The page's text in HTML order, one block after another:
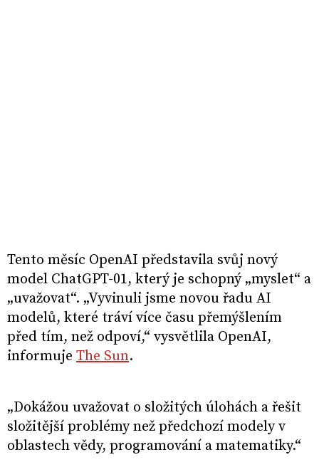
Tento měsíc OpenAI představila svůj nový
model ChatGPT-01, který je schopný „myslet“ a
„uvažovat“. „Vyvinuli jsme novou řadu AI
modelů, které tráví více času přemýšlením
před tím, než odpoví,“ vysvětlila OpenAI,
informuje The Sun.
„Dokážou uvažovat o složitých úlohách a řešit
složitější problémy než předchozí modely v
oblastech vědy, programování a matematiky.“